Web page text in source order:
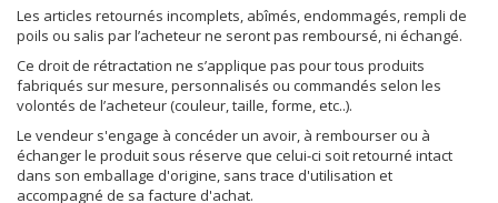
Les articles retournés incomplets, abîmés, endommagés, rempli de
poils ou salis par l’acheteur ne seront pas remboursé, ni échangé.
Ce droit de rétractation ne s’applique pas pour tous produits
fabriqués sur mesure, personnalisés ou commandés selon les
volontés de l’acheteur (couleur, taille, forme, etc..).
Le vendeur s'engage à concéder un avoir, à rembourser ou à
échanger le produit sous réserve que celui-ci soit retourné intact
dans son emballage d'origine, sans trace d'utilisation et
accompagné de sa facture d'achat.